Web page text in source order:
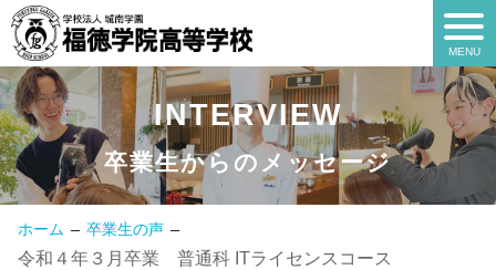
INTERVIEW
卒業生からのメッセージ
INTERVIEW
ホーム 卒業生の声
令和４年３月卒業 普通科 ITライセンスコース